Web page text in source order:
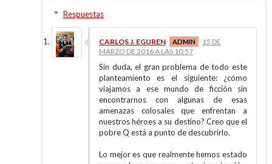
Respuestas
CARLOS J. EGUREN
15 DE
MARZO DE 2016 A LAS 10:57
Sin duda, el gran problema de todo este
planteamiento es el siguiente: ¿cómo
viajamos a ese mundo de ficción sin
encontrarnos con algunas de esas
amenazas colosales que enfrentan a
nuestros héroes a su destino? Creo que el
pobre Q está a punto de descubrirlo.
Lo mejor es que realmente hemos estado